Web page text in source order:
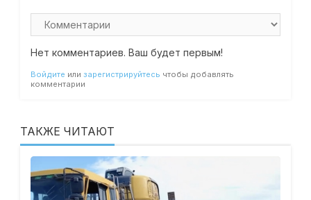
Нет комментариев. Ваш будет первым!
Войдите или зарегистрируйтесь чтобы добавлять
комментарии
ТАКЖЕ ЧИТАЮТ